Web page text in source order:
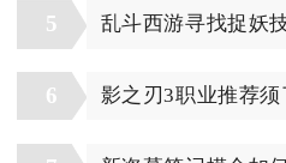
5 乱斗西游寻找捉妖
6 影之刃3职业推荐